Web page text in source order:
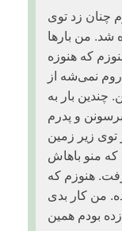
چنان زد توی
شد. من بارها
که هنوزه
نمی‌شه از
چندین بار به
و پدرم
زیر زمین
که منو باهاش
هنوزم که
من کار بدی